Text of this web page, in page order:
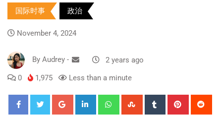
国际时事 政治
November 4, 2024
By Audrey - 2 years ago
0 1,975 Less than a minute